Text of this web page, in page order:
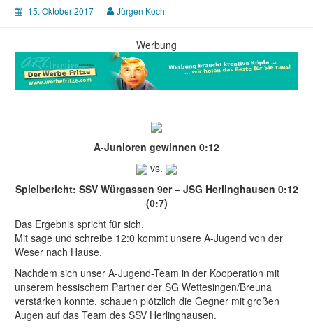
15. Oktober 2017 Jürgen Koch
Werbung
A-Junioren gewinnen 0:12
vs.
Spielbericht: SSV Würgassen 9er – JSG Herlinghausen 0:12
(0:7)
Das Ergebnis spricht für sich.
Mit sage und schreibe 12:0 kommt unsere A-Jugend von der
Weser nach Hause.
Nachdem sich unser A-Jugend-Team in der Kooperation mit
unserem hessischem Partner der SG Wettesingen/Breuna
verstärken konnte, schauen plötzlich die Gegner mit großen
Augen auf das Team des SSV Herlinghausen.